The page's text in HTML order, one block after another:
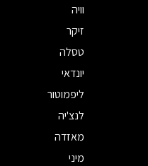
וויה
זיקר
טסלה
יונדאי
ליפמוטור
לנצ'יה
מאזדה
מיני